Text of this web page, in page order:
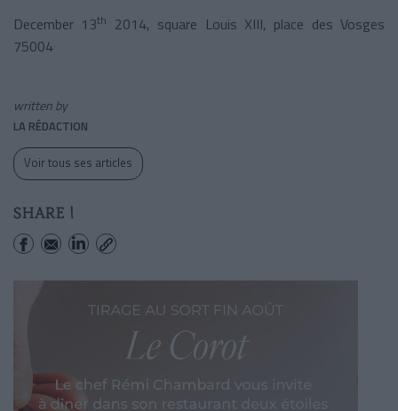
December 13th 2014, square Louis XIII, place des Vosges
75004
written by
LA RÉDACTION
Voir tous ses articles
SHARE !